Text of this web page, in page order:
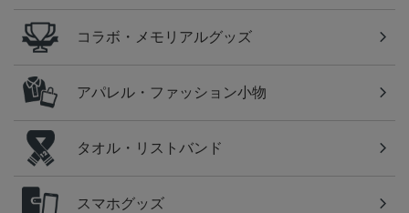
コラボ・メモリアルグッズ
アパレル・ファッション小物
タオル・リストバンド
スマホグッズ